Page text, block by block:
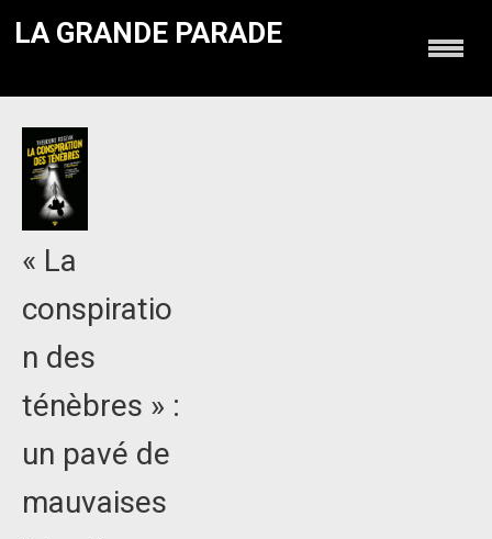
LA GRANDE PARADE
« La
conspiratio
n des
ténèbres » :
un pavé de
mauvaises